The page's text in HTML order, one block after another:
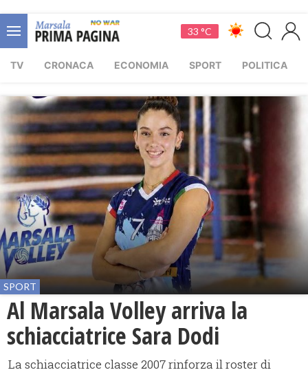
33 °C
TV CRONACA ECONOMIA SPORT POLITICA
SPORT
Al Marsala Volley arriva la
schiacciatrice Sara Dodi
La schiacciatrice classe 2007 rinforza il roster di